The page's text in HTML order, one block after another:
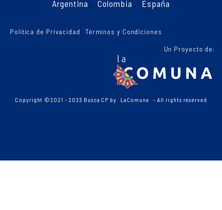
Argentina , Colombia , España
Política de Privacidad Términos y Condiciones
Un Proyecto de:
Copyright ©2021 - 2025 Busca CP by LaComuna - All rights reserved